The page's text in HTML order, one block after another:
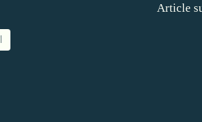
Article